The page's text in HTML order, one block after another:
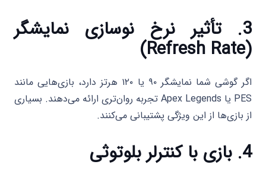
3. تأثیر نرخ نوسازی نمایشگر
(Refresh Rate)
اگر گوشی شما نمایشگر ۹۰ یا ۱۲۰ هرتز دارد، بازی‌هایی مانند
PES یا Apex Legends تجربه روان‌تری ارائه می‌دهند. بسیاری
از بازی‌ها از این ویژگی پشتیبانی می‌کنند.
4. بازی با کنترلر بلوتوثی